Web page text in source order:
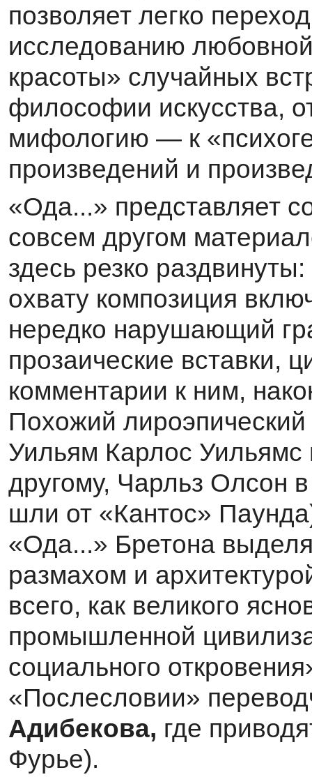
позволяет легко
исследованию
красоты» случайных
философии искусства,
мифологию — к
произве­дений и
«Ода...» представляет
совсем другом
здесь резко
охвату композиция
нередко нару­шающий
прозаические вставки,
комментарии к ним,
Похожий
Уильям Карлос
другому, Чарльз Олсон
шли от «Кантос»
«Ода...» Бретона
размахом и
всего, как великого
промышленной
социального
«Послесло­вии»
Адибекова, где
Фурье).